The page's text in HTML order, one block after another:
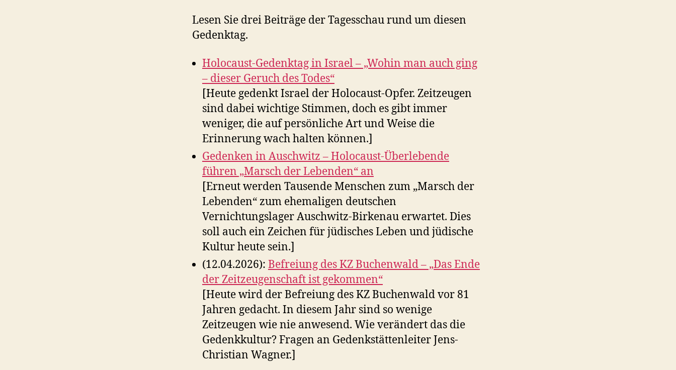
Lesen Sie drei Beiträge der Tagesschau rund um diesen
Gedenktag.
Holocaust-Gedenktag in Israel – „Wohin man auch ging
– dieser Geruch des Todes“
[Heute gedenkt Israel der Holocaust-Opfer. Zeitzeugen
sind dabei wichtige Stimmen, doch es gibt immer
weniger, die auf persönliche Art und Weise die
Erinnerung wach halten können.]
Gedenken in Auschwitz – Holocaust-Überlebende
führen „Marsch der Lebenden“ an
[Erneut werden Tausende Menschen zum „Marsch der
Lebenden“ zum ehemaligen deutschen
Vernichtungslager Auschwitz-Birkenau erwartet. Dies
soll auch ein Zeichen für jüdisches Leben und jüdische
Kultur heute sein.]
(12.04.2026): Befreiung des KZ Buchenwald – „Das Ende
der Zeitzeugenschaft ist gekommen“
[Heute wird der Befreiung des KZ Buchenwald vor 81
Jahren gedacht. In diesem Jahr sind so wenige
Zeitzeugen wie nie anwesend. Wie verändert das die
Gedenkkultur? Fragen an Gedenkstättenleiter Jens-
Christian Wagner.]